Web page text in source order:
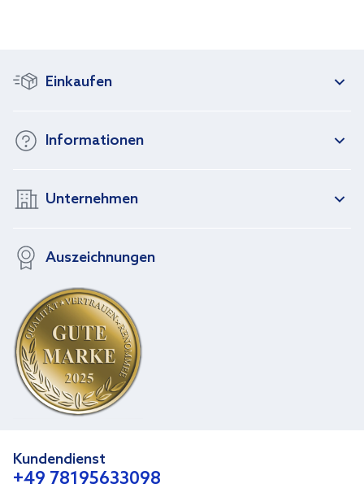
Einkaufen
Informationen
Unternehmen
Auszeichnungen
Kundendienst
+49 78195633098